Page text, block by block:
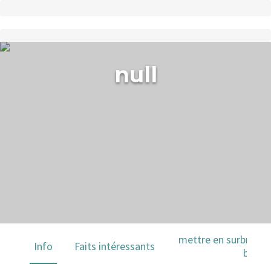
null
Info Faits intéressants
mettre en
barre